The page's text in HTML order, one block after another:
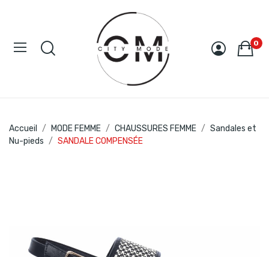
0
Accueil MODE FEMME CHAUSSURES FEMME
Sandales et
Nu-pieds
SANDALE COMPENSÉE